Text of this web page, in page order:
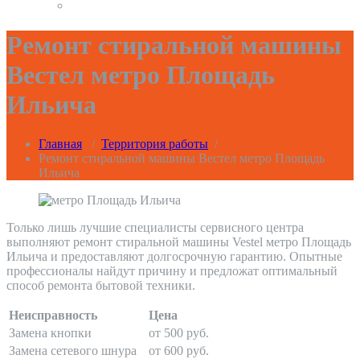
Ремонт стиральной машины
Вестел метро Площадь
Ильича
Главная / Территория работы /
Ремонт стиральной машины Вестел метро Площадь
Ильича
Только лишь лучшие специалисты сервисного центра
выполняют ремонт стиральной машины Vestel метро Площадь
Ильича и предоставляют долгосрочную гарантию. Опытные
профессионалы найдут причину и предложат оптимальный
способ ремонта бытовой техники.
Неисправность
Цена
Замена кнопки
от 500 руб.
Замена сетевого шнура
от 600 руб.